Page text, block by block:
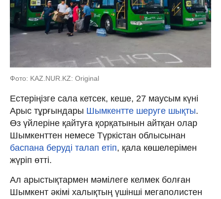
Фото: KAZ.NUR.KZ: Original
Естеріңізге сала кетсек, кеше, 27 маусым күні
Арыс тұрғындары Шымкентте шеруге шықты.
Өз үйлеріне қайтуға қорқатынын айтқан олар
Шымкенттен немесе Түркістан облысынан
баспана беруді талап етіп, қала көшелерімен
жүріп өтті.
Ал арыстықтармен мәмілеге келмек болған
Шымкент әкімі халықтың үшінші мегаполистен